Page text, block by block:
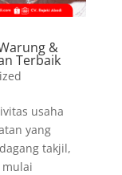
&
Terbaik
usaha
yang
takjil,